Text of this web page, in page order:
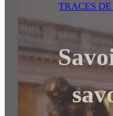
r
c
h
r
TRACES